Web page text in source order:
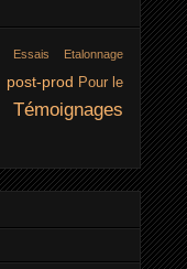
Essais Etalonnage
post-prod Pour le
Témoignages